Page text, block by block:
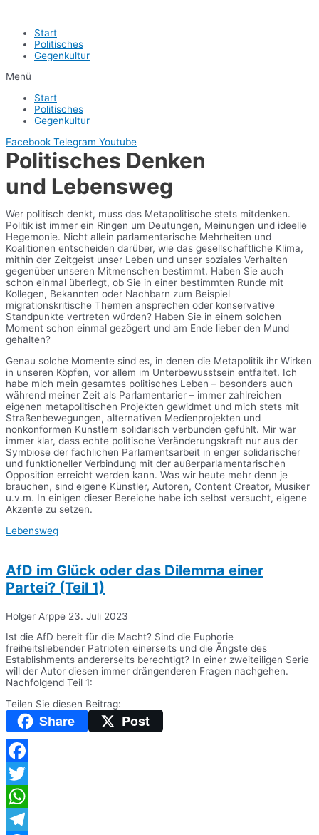
Start
Politisches
Gegenkultur
Menü
Start
Politisches
Gegenkultur
Facebook Telegram Youtube
Politisches Denken
und Lebensweg
Wer politisch denkt, muss das Metapolitische stets mitdenken.
Politik ist immer ein Ringen um Deutungen, Meinungen und ideelle
Hegemonie. Nicht allein parlamentarische Mehrheiten und
Koalitionen entscheiden darüber, wie das gesellschaftliche Klima,
mithin der Zeitgeist unser Leben und unser soziales Verhalten
gegenüber unseren Mitmenschen bestimmt. Haben Sie auch
schon einmal überlegt, ob Sie in einer bestimmten Runde mit
Kollegen, Bekannten oder Nachbarn zum Beispiel
migrationskritische Themen ansprechen oder konservative
Standpunkte vertreten würden? Haben Sie in einem solchen
Moment schon einmal gezögert und am Ende lieber den Mund
gehalten?
Genau solche Momente sind es, in denen die Metapolitik ihr Wirken
in unseren Köpfen, vor allem im Unterbewusstsein entfaltet. Ich
habe mich mein gesamtes politisches Leben – besonders auch
während meiner Zeit als Parlamentarier – immer zahlreichen
eigenen metapolitischen Projekten gewidmet und mich stets mit
Straßenbewegungen, alternativen Medienprojekten und
nonkonformen Künstlern solidarisch verbunden gefühlt. Mir war
immer klar, dass echte politische Veränderungskraft nur aus der
Symbiose der fachlichen Parlamentsarbeit in enger solidarischer
und funktioneller Verbindung mit der außerparlamentarischen
Opposition erreicht werden kann. Was wir heute mehr denn je
brauchen, sind eigene Künstler, Autoren, Content Creator, Musiker
u.v.m. In einigen dieser Bereiche habe ich selbst versucht, eigene
Akzente zu setzen.
Lebensweg
AfD im Glück oder das Dilemma einer
Partei? (Teil 1)
Holger Arppe 23. Juli 2023
Ist die AfD bereit für die Macht? Sind die Euphorie
freiheitsliebender Patrioten einerseits und die Ängste des
Establishments andererseits berechtigt? In einer zweiteiligen Serie
will der Autor diesen immer drängenderen Fragen nachgehen.
Nachfolgend Teil 1:
Teilen Sie diesen Beitrag:
Share Post
Facebook
Twitter
WhatsApp